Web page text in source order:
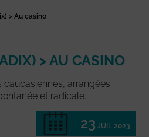
> Au casino
> AU CASINO
arrangées
et radicale.
23 JUIL 2023